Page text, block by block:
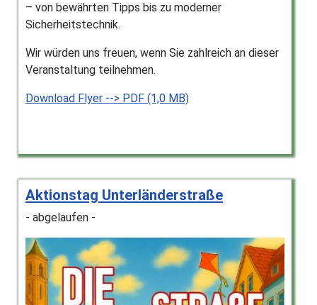
– von bewährten Tipps bis zu moderner
Sicherheitstechnik.
Wir würden uns freuen, wenn Sie zahlreich an dieser
Veranstaltung teilnehmen.
Download Flyer --> PDF (1,0 MB)
Aktionstag Unterländerstraße
- abgelaufen -